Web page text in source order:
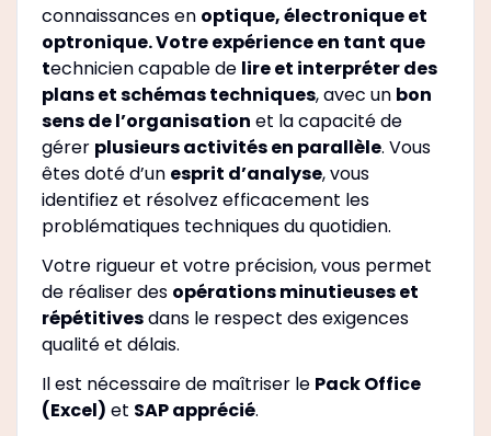
connaissances en optique, électronique et
optronique. Votre expérience en tant que
technicien capable de lire et interpréter des
plans et schémas techniques, avec un bon
sens de l’organisation et la capacité de
gérer plusieurs activités en parallèle. Vous
êtes doté d’un esprit d’analyse, vous
identifiez et résolvez efficacement les
problématiques techniques du quotidien.
Votre rigueur et votre précision, vous permet
de réaliser des opérations minutieuses et
répétitivesdans le respect des exigences
qualité et délais.
Il est nécessaire de maîtriser le Pack Office
(Excel) et SAP apprécié.